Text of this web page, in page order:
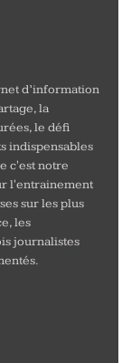
d’information
la
le défi
indispensables
c'est notre
l'entrainement
sur les plus
les
journalistes